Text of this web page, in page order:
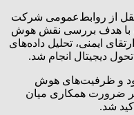
نقل از روابط‌عمومی شرکت
با هدف بررسی نقش هوش
ایمنی، تحلیل داده‌های
دیجیتال انجام شد.
و ظرفیت‌های هوش
ضرورت همکاری میان
شد.